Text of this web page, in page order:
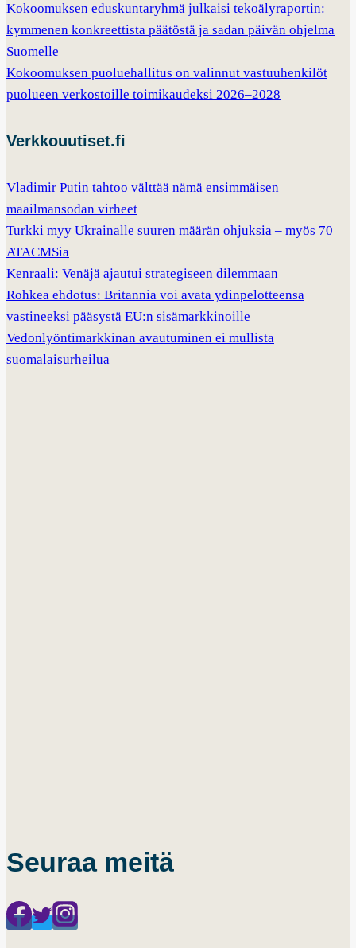
Kokoomuksen eduskuntaryhmä julkaisi tekoälyraportin:
kymmenen konkreettista päätöstä ja sadan päivän ohjelma
Suomelle
Kokoomuksen puoluehallitus on valinnut vastuuhenkilöt
puolueen verkostoille toimikaudeksi 2026–2028
Verkkouutiset.fi
Vladimir Putin tahtoo välttää nämä ensimmäisen
maailmansodan virheet
Turkki myy Ukrainalle suuren määrän ohjuksia – myös 70
ATACMSia
Kenraali: Venäjä ajautui strategiseen dilemmaan
Rohkea ehdotus: Britannia voi avata ydinpelotteensa
vastineeksi pääsystä EU:n sisämarkkinoille
Vedonlyöntimarkkinan avautuminen ei mullista
suomalaisurheilua
Seuraa meitä